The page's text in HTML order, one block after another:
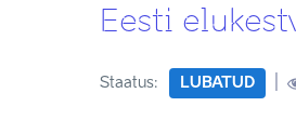
Eesti
Staatus: LUBATUD